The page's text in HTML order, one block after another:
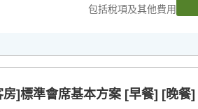
包括稅項及其他費用
房]標準會席基本方案 [早餐] [晚餐]